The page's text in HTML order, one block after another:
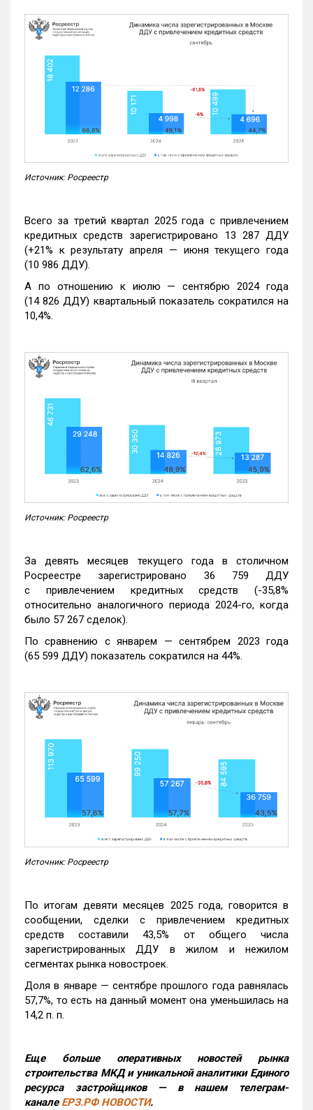
Источник: Росреестр
Всего за третий квартал 2025 года с привлечением
кредитных средств зарегистрировано 13 287 ДДУ
(+21% к результату апреля — июня текущего года
(10 986 ДДУ).
А по отношению к июлю — сентябрю 2024 года
(14 826 ДДУ) квартальный показатель сократился на
10,4%.
Источник: Росреестр
За девять месяцев текущего года в столичном
Росреестре зарегистрировано 36 759 ДДУ
с привлечением кредитных средств (-35,8%
относительно аналогичного периода 2024-го, когда
было 57 267 сделок).
По сравнению с январем — сентябрем 2023 года
(65 599 ДДУ) показатель сократился на 44%.
Источник: Росреестр
По итогам девяти месяцев 2025 года, говорится в
сообщении, сделки с привлечением кредитных
средств составили 43,5% от общего числа
зарегистрированных ДДУ в жилом и нежилом
сегментах рынка новостроек.
Доля в январе — сентябре прошлого года равнялась
57,7%, то есть на данный момент она уменьшилась на
14,2 п. п.
Еще больше оперативных новостей рынка
строительства МКД и уникальной аналитики Единого
ресурса застройщиков — в нашем телеграм-
канале ЕРЗ.РФ НОВОСТИ.